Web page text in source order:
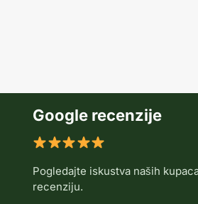
Google recenzije
Pogledajte iskustva naših
recenziju.